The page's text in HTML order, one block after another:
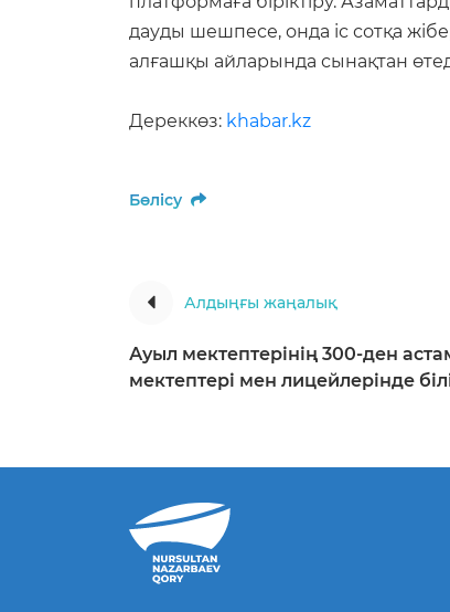
дауды шешпесе, онда іс сотқа
алғашқы айларында сынақтан
Дереккөз: khabar.kz
Бөлісу
Алдыңғы жаңалық
Ауыл мектептерінің 300-ден
мектептері мен лицейлерінде